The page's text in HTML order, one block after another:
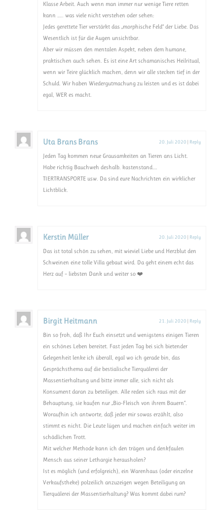
Klasse Arbeit. Auch wenn man immer nur wenige Tiere retten
kann ….. was viele nicht verstehen oder sehen:
Jedes gerettete Tier verstärkt das „morphische Feld“ der Liebe. Das
Wesentlich ist für die Augen unsichtbar.
Aber wir müssen den mentalen Aspekt, neben dem humane,
praktischen auch sehen. Es ist eine Art schamanisches Heilritual,
wenn wir Teire glücklich machen, denn wir alle stecken tief in der
Schuld. Wir haben Wiedergutmachung zu leisten und es ist dabei
egal, WER es macht.
Uta Brans Brans 20. Juli 2020 | Reply
Jeden Tag kommen neue Grausamkeiten an Tieren ans Licht.
Habe richtig Bauchweh deshalb. kastenstand….
TIERTRANSPORTE usw. Da sind eure Nachrichten ein wirklicher
Lichtblick.
Kerstin Müller 20. Juli 2020 | Reply
Das ist total schön zu sehen, mit wieviel Liebe und Herzblut den
Schweinen eine tolle Villa gebaut wird. Da geht einem echt das
Herz auf – liebsten Dank und weiter so ❤️
Birgit Heitmann 21. Juli 2020 | Reply
Bin so froh, daß Ihr Euch einsetzt und wenigstens einigen Tieren
ein schönes Leben bereitet. Fast jeden Tag bei sich bietender
Gelegenheit lenke ich überall, egal wo ich gerade bin, das
Gesprächsthema auf die bestialische Tierquälerei der
Massentierhaltung und bitte immer alle, sich nicht als
Konsument daran zu beteiligen. Alle reden sich raus mit der
Behauptung, sie kaufen nur „Bio-Fleisch von ihrem Bauern“.
Woraufhin ich antworte, daß jeder mir sowas erzählt, also
stimmt es nicht. Die Leute lügen und machen einfach weiter im
schädlichen Trott.
Mit welcher Methode kann ich den trägen und denkfaulen
Mensch aus seiner Lethargie herausholen?
Ist es möglich (und erfolgreich), ein Warenhaus (oder einzelne
Verkaufstheke) polzeilich anzuzeigen wegen Beteiligung an
Tierquälerei der Massentierhaltung? Was kommt dabei rum?